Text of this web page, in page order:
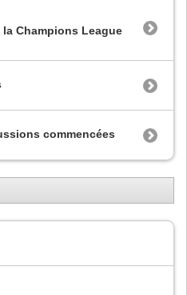
Champions League
commencées